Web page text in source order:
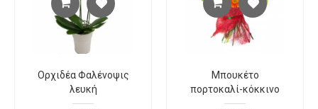
Ορχιδέα Φαλένοψις
λευκή
Μπουκέτο
πορτοκαλί-κόκκινο